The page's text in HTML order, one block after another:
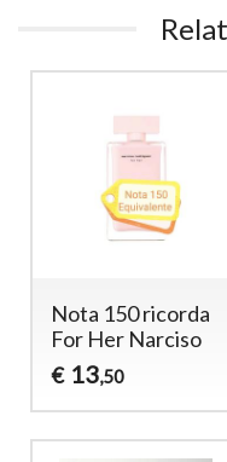
Nota 150 ricorda
For Her Narciso
€ 13,50